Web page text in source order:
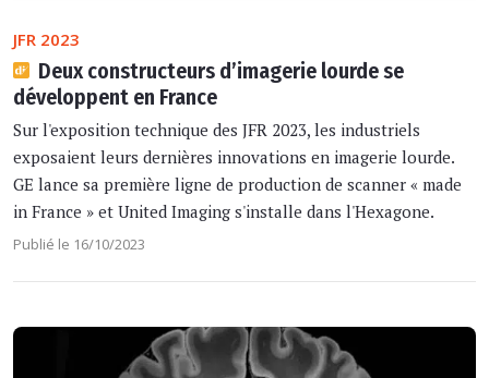
JFR 2023
Deux constructeurs d’imagerie lourde se
développent en France
Sur l'exposition technique des JFR 2023, les industriels
exposaient leurs dernières innovations en imagerie lourde.
GE lance sa première ligne de production de scanner « made
in France » et United Imaging s'installe dans l'Hexagone.
Publié le 16/10/2023